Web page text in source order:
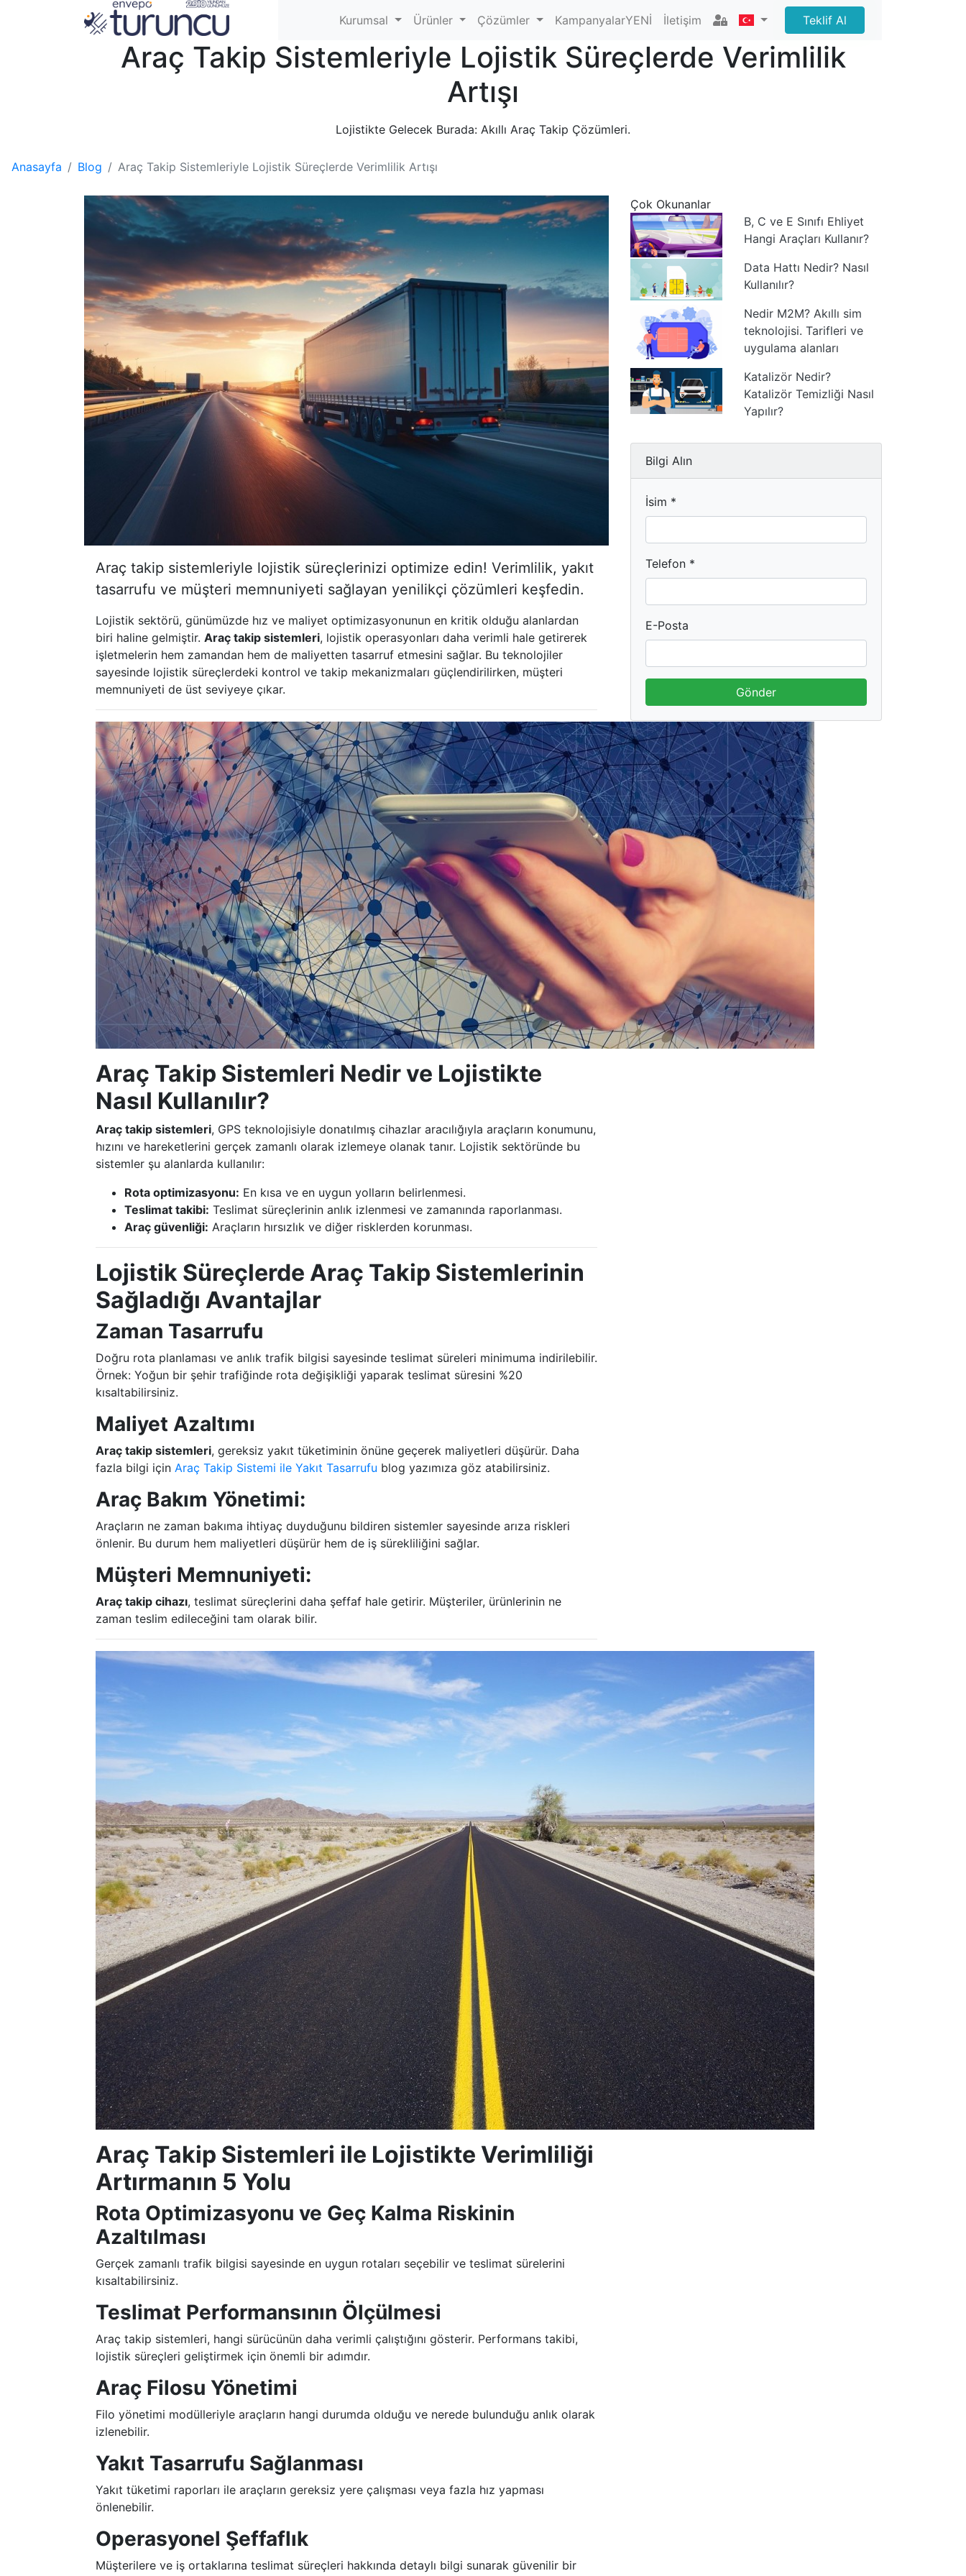
Kurumsal Ürünler Çözümler KampanyalarYENİ İletişim Teklif Al
Araç Takip Sistemleriyle Lojistik Süreçlerde Verimlilik
Artışı
Lojistikte Gelecek Burada: Akıllı Araç Takip Çözümleri.
Anasayfa Blog Araç Takip Sistemleriyle Lojistik Süreçlerde Verimlilik Artışı
Araç takip sistemleriyle lojistik süreçlerinizi optimize edin! Verimlilik, yakıt
tasarrufu ve müşteri memnuniyeti sağlayan yenilikçi çözümleri keşfedin.
Lojistik sektörü, günümüzde hız ve maliyet optimizasyonunun en kritik olduğu alanlardan
biri haline gelmiştir. Araç takip sistemleri, lojistik operasyonları daha verimli hale getirerek
işletmelerin hem zamandan hem de maliyetten tasarruf etmesini sağlar. Bu teknolojiler
sayesinde lojistik süreçlerdeki kontrol ve takip mekanizmaları güçlendirilirken, müşteri
memnuniyeti de üst seviyeye çıkar.
Araç Takip Sistemleri Nedir ve Lojistikte
Nasıl Kullanılır?
Araç takip sistemleri, GPS teknolojisiyle donatılmış cihazlar aracılığıyla araçların konumunu,
hızını ve hareketlerini gerçek zamanlı olarak izlemeye olanak tanır. Lojistik sektöründe bu
sistemler şu alanlarda kullanılır:
Rota optimizasyonu: En kısa ve en uygun yolların belirlenmesi.
Teslimat takibi: Teslimat süreçlerinin anlık izlenmesi ve zamanında raporlanması.
Araç güvenliği: Araçların hırsızlık ve diğer risklerden korunması.
Lojistik Süreçlerde Araç Takip Sistemlerinin
Sağladığı Avantajlar
Zaman Tasarrufu
Doğru rota planlaması ve anlık trafik bilgisi sayesinde teslimat süreleri minimuma indirilebilir.
Örnek: Yoğun bir şehir trafiğinde rota değişikliği yaparak teslimat süresini %20
kısaltabilirsiniz.
Maliyet Azaltımı
Araç takip sistemleri, gereksiz yakıt tüketiminin önüne geçerek maliyetleri düşürür. Daha
fazla bilgi için Araç Takip Sistemi ile Yakıt Tasarrufu blog yazımıza göz atabilirsiniz.
Araç Bakım Yönetimi:
Araçların ne zaman bakıma ihtiyaç duyduğunu bildiren sistemler sayesinde arıza riskleri
önlenir. Bu durum hem maliyetleri düşürür hem de iş sürekliliğini sağlar.
Müşteri Memnuniyeti:
Araç takip cihazı, teslimat süreçlerini daha şeffaf hale getirir. Müşteriler, ürünlerinin ne
zaman teslim edileceğini tam olarak bilir.
Araç Takip Sistemleri ile Lojistikte Verimliliği
Artırmanın 5 Yolu
Rota Optimizasyonu ve Geç Kalma Riskinin
Azaltılması
Gerçek zamanlı trafik bilgisi sayesinde en uygun rotaları seçebilir ve teslimat sürelerini
kısaltabilirsiniz.
Teslimat Performansının Ölçülmesi
Araç takip sistemleri, hangi sürücünün daha verimli çalıştığını gösterir. Performans takibi,
lojistik süreçleri geliştirmek için önemli bir adımdır.
Araç Filosu Yönetimi
Filo yönetimi modülleriyle araçların hangi durumda olduğu ve nerede bulunduğu anlık olarak
izlenebilir.
Yakıt Tasarrufu Sağlanması
Yakıt tüketimi raporları ile araçların gereksiz yere çalışması veya fazla hız yapması
önlenebilir.
Operasyonel Şeffaflık
Müşterilere ve iş ortaklarına teslimat süreçleri hakkında detaylı bilgi sunarak güvenilir bir
Çok Okunanlar
B, C ve E Sınıfı Ehliyet
Hangi Araçları Kullanır?
Data Hattı Nedir? Nasıl
Kullanılır?
Nedir M2M? Akıllı sim
teknolojisi. Tarifleri ve
uygulama alanları
Katalizör Nedir?
Katalizör Temizliği Nasıl
Yapılır?
Bilgi Alın
İsim *
Telefon *
E-Posta
Gönder